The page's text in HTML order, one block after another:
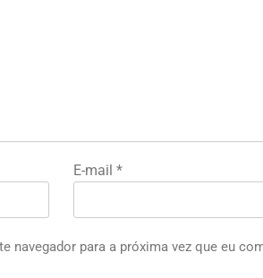
E-mail *
navegador para a próxima vez que eu